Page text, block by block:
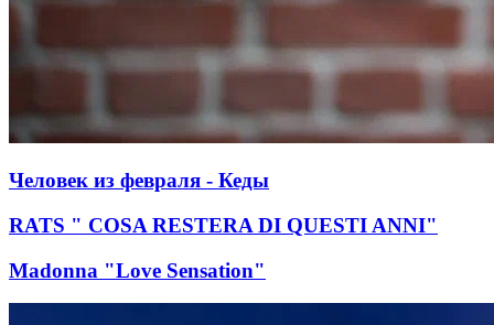
Человек из февраля - Кеды
RATS " COSA RESTERA DI QUESTI ANNI"
Madonna "Love Sensation"